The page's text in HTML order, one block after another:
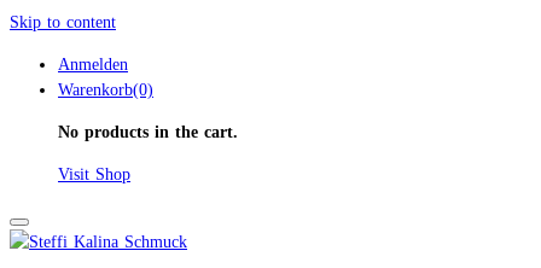
Skip to content
Anmelden
Warenkorb(0)
No products in the cart.
Visit Shop
Toggle